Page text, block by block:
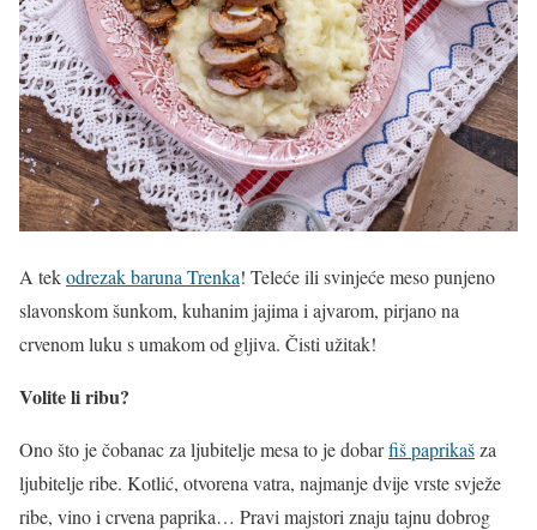
A tekodrezak baruna Trenka! Teleće ili svinjeće meso punjeno
slavonskom šunkom, kuhanim jajima i ajvarom, pirjano na
crvenom luku s umakom od gljiva. Čisti užitak!
Volite li ribu?
Ono što je čobanac za ljubitelje mesa to je dobarfiš paprikašza
ljubitelje ribe. Kotlić, otvorena vatra, najmanje dvije vrste svježe
ribe, vino i crvena paprika… Pravi majstori znaju tajnu dobrog